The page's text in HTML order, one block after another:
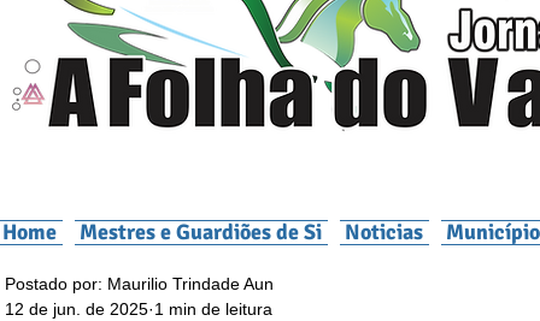
Home Mestres e Guardiões de Si Noticias
Postado por: Maurilio Trindade Aun
12 de jun. de 2025 1 min de leitura